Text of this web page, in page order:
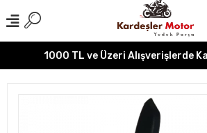
1000 TL ve Üzeri Alışverişlerde